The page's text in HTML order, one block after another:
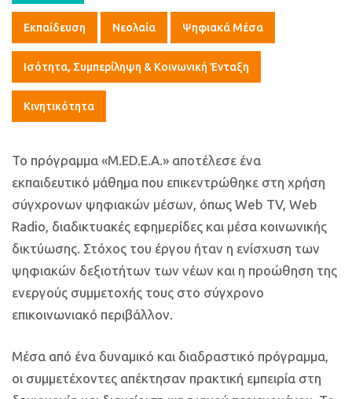
Εκπαίδευση Νεολαία Ψηφιακά Μέσα
Ισότητα, Συμπερίληψη & Κοινωνική Ένταξη
Κινητικότητα
Το πρόγραμμα «M.ED.E.A.» αποτέλεσε ένα
εκπαιδευτικό μάθημα που επικεντρώθηκε στη χρήση
σύγχρονων ψηφιακών μέσων, όπως Web TV, Web
Radio, διαδικτυακές εφημερίδες και μέσα κοινωνικής
δικτύωσης. Στόχος του έργου ήταν η ενίσχυση των
ψηφιακών δεξιοτήτων των νέων και η προώθηση της
ενεργούς συμμετοχής τους στο σύγχρονο
επικοινωνιακό περιβάλλον.
Μέσα από ένα δυναμικό και διαδραστικό πρόγραμμα,
οι συμμετέχοντες απέκτησαν πρακτική εμπειρία στη